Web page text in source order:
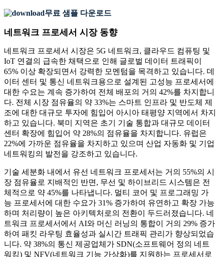
무료 샘플 다운로드
네트워크 프로세서 시장 동향
네트워크 프로세서 시장은 5G 네트워크, 클라우드 컴퓨팅 및
IoT 연결의 급속한 채택으로 인해 글로벌 데이터 트래픽이
65% 이상 확장되면서 강력한 모멘텀을 목격하고 있습니다. 데
이터 센터 및 통신 네트워크용으로 설계된 고성능 프로세서에
대한 수요는 계속 증가하여 전체 배포의 거의 42%를 차지합니
다. 전체 시장 점유율의 약 33%는 스마트 인프라 및 반도체 제
조에 대한 대규모 투자에 힘입어 아시아 태평양 지역에서 차지
하고 있습니다. 북미 지역은 초기 기술 통합과 대규모 데이터
센터 확장에 힘입어 약 28%의 점유율을 차지합니다. 유럽은
22%에 가까운 점유율을 차지하고 있으며 산업 자동화 및 기업
네트워킹의 발전을 강조하고 있습니다.
기술 세분화 내에서 유선 네트워크 프로세서는 거의 55%의 시
장 점유율로 지배적인 반면, 무선 및 하이브리드 시스템은 전
체적으로 약 45%를 나타냅니다. 멀티 코어 및 프로그래밍 가
능 프로세서에 대한 수요가 31% 증가하여 유연하고 확장 가능
하며 처리량이 높은 아키텍처로의 전환이 두드러졌습니다. 네
트워크 프로세서에서 AI와 머신 러닝의 통합이 거의 29% 증가
하여 패킷 라우팅 효율성과 실시간 트래픽 관리가 향상되었습
니다. 약 38%의 통신 제공업체가 SDN(소프트웨어 정의 네트
워킹) 및 NFV(네트워크 기능 가상화)를 지원하는 프로세서로